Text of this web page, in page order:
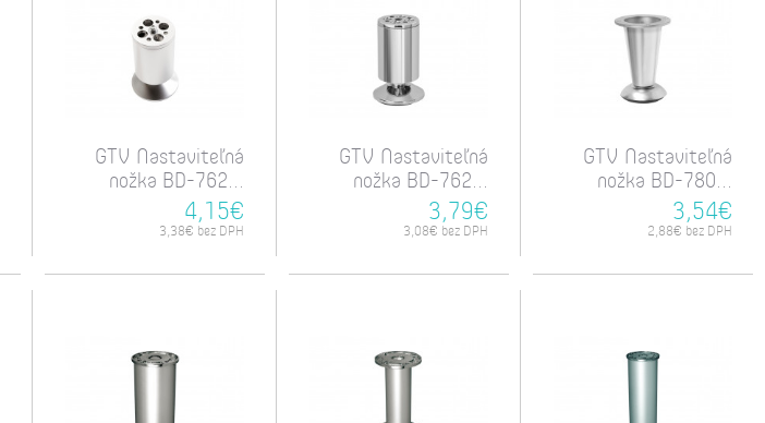
GTV Nastaviteľná
nožka BD-762...
4,15€
3,38€ bez DPH
GTV Nastaviteľná
nožka BD-762...
3,79€
3,08€ bez DPH
GTV Nastaviteľná
nožka BD-780...
3,54€
2,88€ bez DPH